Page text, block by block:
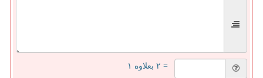
= ۲ بعلاوه ۱